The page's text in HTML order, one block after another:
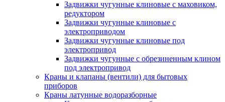
Задвижки чугунные клиновые с маховиком,
редуктором
Задвижки чугунные клиновые с
электроприводом
Задвижки чугунные клиновые под
электропривод
Задвижки чугунные с обрезиненным клином
под электропривод
Краны и клапаны (вентили) для бытовых
приборов
Краны латунные водоразборные